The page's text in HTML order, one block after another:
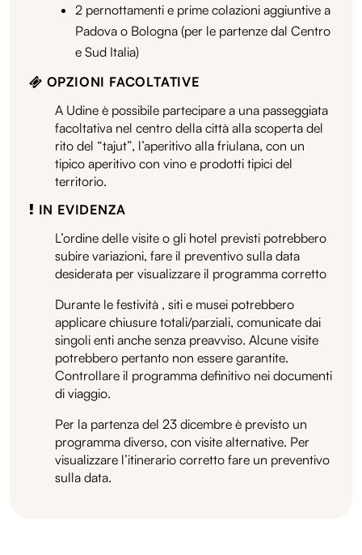
2 pernottamenti e prime colazioni aggiuntive a
Padova o Bologna (per le partenze dal Centro
e Sud Italia)
OPZIONI FACOLTATIVE
A Udine è possibile partecipare a una passeggiata
facoltativa nel centro della città alla scoperta del
rito del “tajut”, l’aperitivo alla friulana, con un
tipico aperitivo con vino e prodotti tipici del
territorio.
IN EVIDENZA
L’ordine delle visite o gli hotel previsti potrebbero
subire variazioni, fare il preventivo sulla data
desiderata per visualizzare il programma corretto
Durante le festività , siti e musei potrebbero
applicare chiusure totali/parziali, comunicate dai
singoli enti anche senza preavviso. Alcune visite
potrebbero pertanto non essere garantite.
Controllare il programma definitivo nei documenti
di viaggio.
Per la partenza del 23 dicembre è previsto un
programma diverso, con visite alternative. Per
visualizzare l’itinerario corretto fare un preventivo
sulla data.